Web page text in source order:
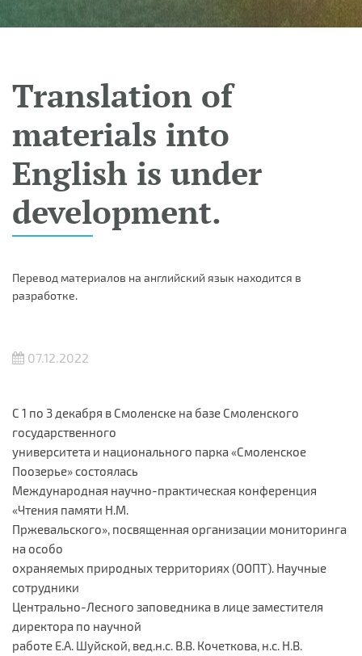
Translation of
materials into
English is under
development.
Перевод материалов на английский язык находится в
разработке.
07.12.2022
С 1 по 3 декабря в Смоленске на базе Смоленского
государственного
университета и национального парка «Смоленское
Поозерье» состоялась
Международная научно-практическая конференция
«Чтения памяти Н.М.
Пржевальского», посвященная организации мониторинга
на особо
охраняемых природных территориях (ООПТ). Научные
сотрудники
Центрально-Лесного заповедника в лице заместителя
директора по научной
работе Е.А. Шуйской, вед.н.с. В.В. Кочеткова, н.с. Н.В.